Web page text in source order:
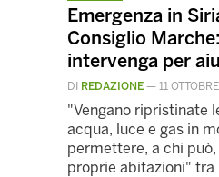
Emergenza in
Consiglio
intervenga per
DI REDAZIONE — 11
"Vengano ripristinate
acqua, luce e gas in
permettere, a chi
proprie abitazioni" tra